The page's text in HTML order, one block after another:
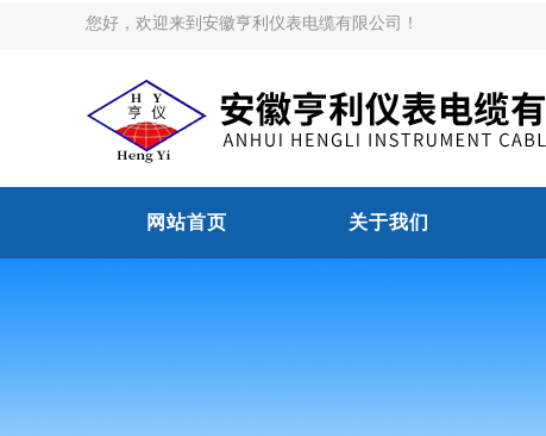
您好，欢迎来到安徽亨利仪表电缆有限公司！
网站首页 关于我们